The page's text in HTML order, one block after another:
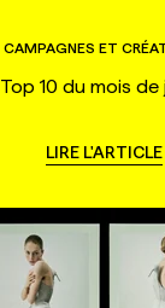
CAMPAGNES ET
Top 10 du mois de
LIRE L'ARTICLE